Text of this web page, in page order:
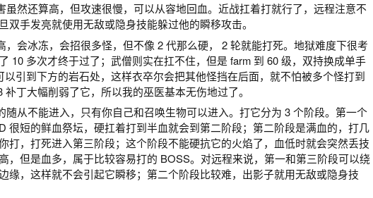
虽然还算高，但攻速很慢，可以从容地回血。近战扛着打就行了，远程注意不
双手发亮就使用无敌或隐身技能躲过他的瞬移攻击。
，会冰冻，会招很多怪，但不像 2 代那么硬， 2 轮就能打死。地狱难度下很考
10 多次才终于过了；武僧则实在扛不住，但是 farm 到 60 级，双持换成单手
引到下方的岩石处，这样衣卒尔会把其他怪挡在后面，就不怕被多个怪打到
丁大幅削弱了它，所以我的巫医基本无伤地过了。
随从不能进入，只有你自己和召唤生物可以进入。打它分为 3 个阶段。第一个
很短的鲜血祭坛，硬扛着打到半血就会到第二阶段；第二阶段是满血的，打几
打，打死进入第三阶段；这个阶段不能硬抗它的火焰了，血低时就会突然丢技
，但是血多，属于比较容易打的 BOSS。对远程来说，第一和第三阶段可以绕
缘，这样就不会引起它瞬移；第二个阶段比较难，出影子就用无敌或隐身技